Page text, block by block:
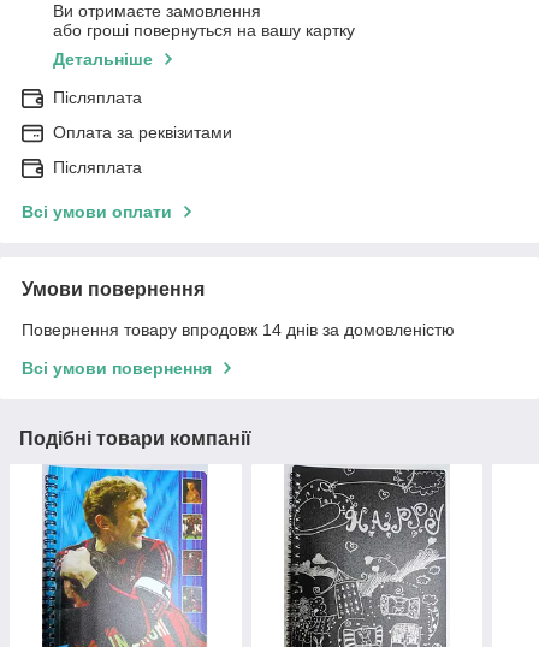
Ви отримаєте замовлення
або гроші повернуться на вашу картку
Детальніше
Післяплата
Оплата за реквізитами
Післяплата
Всі умови оплати
Умови повернення
Повернення товару впродовж 14 днів за домовленістю
Всі умови повернення
Подібні товари компанії